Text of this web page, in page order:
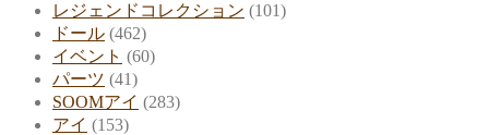
レジェンドコレクション (101)
ドール (462)
イベント (60)
パーツ (41)
SOOMアイ (283)
アイ (153)